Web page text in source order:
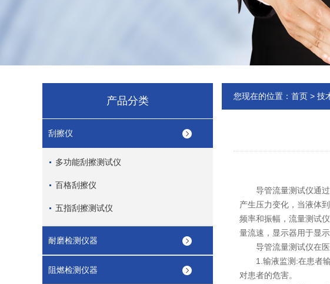
产品分类
刮擦仪
多功能刮擦测试仪
百格刮擦仪
五指刮擦测试仪
耐磨检测仪器
阻燃检测仪器
您现在的位置： 首页 > 技
导管流量测试仪通过
产生压力变化，当液体
频率和振幅，流量测试
量流速，显示器用于显
导管流量测试仪在
1.输液监测:在患者输
对患者的危害。